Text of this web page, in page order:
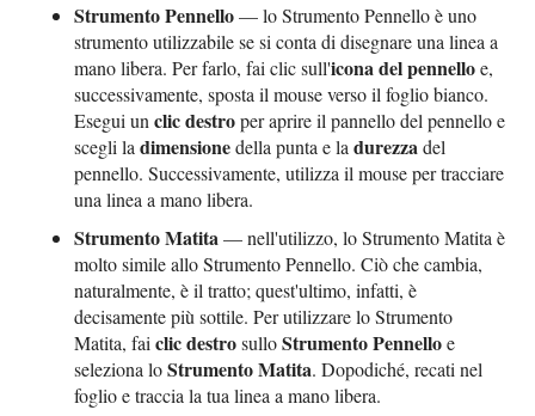
Strumento Pennello— lo Strumento Pennello è uno
strumento utilizzabile se si conta di disegnare una linea a
mano libera. Per farlo, fai clic sull'icona del pennelloe,
successivamente, sposta il mouse verso il foglio bianco.
Esegui unclic destroper aprire il pannello del pennello e
scegli ladimensionedella punta e ladurezzadel
pennello. Successivamente, utilizza il mouse per tracciare
una linea a mano libera.
Strumento Matita— nell'utilizzo, lo Strumento Matita è
molto simile allo Strumento Pennello. Ciò che cambia,
naturalmente, è il tratto; quest'ultimo, infatti, è
decisamente più sottile. Per utilizzare lo Strumento
Matita, faiclic destrosulloStrumento Pennelloe
seleziona loStrumento Matita. Dopodiché, recati nel
foglio e traccia la tua linea a mano libera.